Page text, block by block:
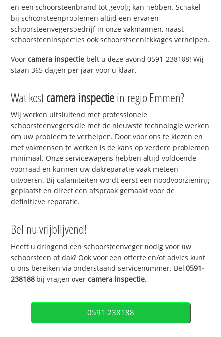
en een schoorsteenbrand tot gevolg kan hebben. Schakel
bij schoorsteenproblemen altijd een ervaren
schoorsteenvegersbedrijf in onze vakmannen, naast
schoorsteeninspecties ook schoorstseenlekkages verhelpen.
Voorcamera inspectie belt u deze avond 0591-238188! Wij
staan 365 dagen per jaar voor u klaar.
Wat kostcamera inspectiein regio Emmen?
Wij werken uitsluitend met professionele
schoorsteenvegers die met de nieuwste technologie werken
om uw probleem te verhelpen. Door voor ons te kiezen en
met vakmensen te werken is de kans op verdere problemen
minimaal. Onze servicewagens hebben altijd voldoende
voorraad en kunnen uw dakreparatie vaak meteen
uitvoeren. Bij calamiteiten wordt eerst een noodvoorziening
geplaatst en direct een afspraak gemaakt voor de
definitieve reparatie.
Bel nu vrijblijvend!
Heeft u dringend een schoorsteenveger nodig voor uw
schoorsteen of dak? Ook voor een offerte en/of advies kunt
u ons bereiken via onderstaand servicenummer. Bel0591-
238188 bij vragen overcamera inspectie.
0591-238188